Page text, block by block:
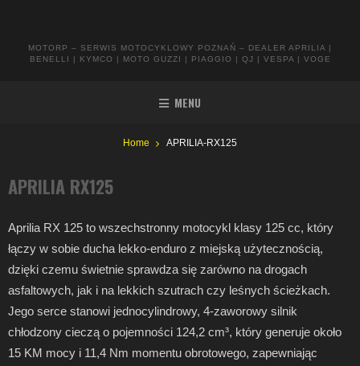
MOTORP – SERWIS MOTOCYKLOWY POZNAŃ – DEALER APRILIA |
BENELLI | KYMCO | MOTO GUZZI | PIAGGIO | QJ | VESPA | VOGE
MENU
Home APRILIA-RX125
APRILIA RX125
Aprilia RX 125 to wszechstronny motocykl klasy 125 cc, który
łączy w sobie ducha lekko-enduro z miejską użytecznością,
dzięki czemu świetnie sprawdza się zarówno na drogach
asfaltowych, jak i na lekkich szutrach czy leśnych ścieżkach.
Jego serce stanowi jednocylindrowy, 4-zaworowy silnik
chłodzony cieczą o pojemności 124,2 cm³, który generuje około
15 KM mocy i 11,4 Nm momentu obrotowego, zapewniając